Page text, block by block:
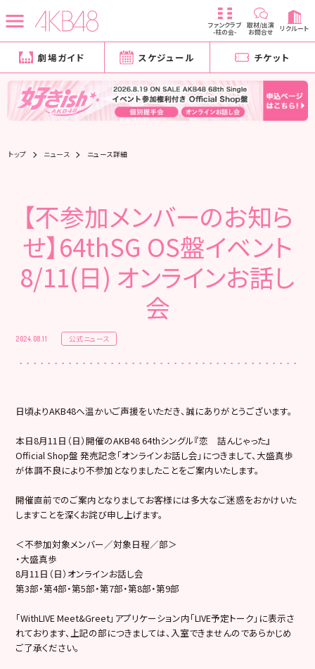
ファンクラブ
-柱の会-
取材/出演
お問合せ リクルート
劇場ガイド スケジュール チケット
トップ ニュース ニュース詳細
【不参加メンバーのお知ら
せ】64thSG OS盤イベント
8/11(日) オンラインお話し
会
2024.08.11 公式ニュース
日頃よりAKB48へ温かいご声援をいただき、誠にありがとうございます。
本日8月11日（日）開催のAKB48 64thシングル『恋 詰んじゃった』
Official Shop盤 発売記念「オンラインお話し会」につきまして、大盛真歩
が体調不良により不参加となりましたことをご案内いたします。
開催直前でのご案内となりましてお客様には多大なご迷惑をおかけいた
しますことを深くお詫び申し上げます。
＜不参加対象メンバー／対象日程／部＞
・大盛真歩
8月11日（日）オンラインお話し会
第3部・第4部・第5部・第7部・第8部・第9部
「WithLIVE Meet&Greet」アプリケーション内「LIVE予定トーク」に表示さ
れております、上記の部につきましては、入室できませんのであらかじめ
ご了承ください。